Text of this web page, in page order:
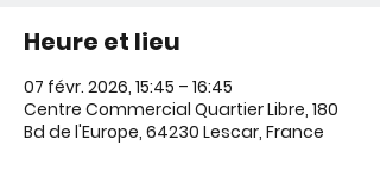
Heure et lieu
07 févr. 2026, 15:45 – 16:45
Centre Commercial Quartier Libre, 180
Bd de l'Europe, 64230 Lescar, France